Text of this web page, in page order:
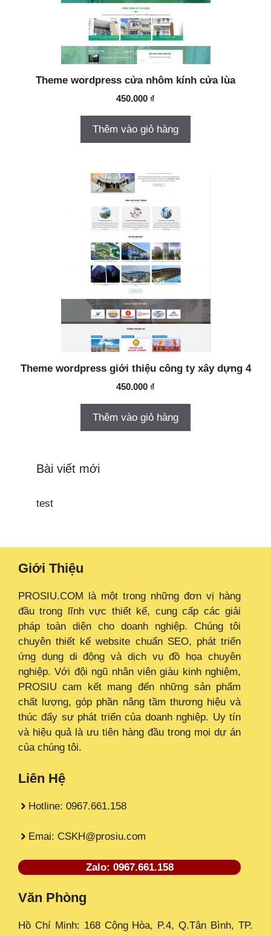
Theme wordpress cửa nhôm kính cửa lùa
450.000 ₫
Thêm vào giỏ hàng
Theme wordpress giới thiệu công ty xây dựng 4
450.000 ₫
Thêm vào giỏ hàng
Bài viết mới
test
Giới Thiệu
PROSIU.COM là một trong những đơn vị hàng
đầu trong lĩnh vực thiết kế, cung cấp các giải
pháp toàn diện cho doanh nghiệp. Chúng tôi
chuyên thiết kế website chuẩn SEO, phát triển
ứng dụng di động và dịch vụ đồ họa chuyên
nghiệp. Với đội ngũ nhân viên giàu kinh nghiệm,
PROSIU cam kết mang đến những sản phẩm
chất lượng, góp phần nâng tầm thương hiệu và
thúc đẩy sự phát triển của doanh nghiệp. Uy tín
và hiệu quả là ưu tiên hàng đầu trong mọi dự án
của chúng tôi.
Liên Hệ
Hotline: 0967.661.158
Emai: CSKH@prosiu.com
Zalo: 0967.661.158
Văn Phòng
Hồ Chí Minh: 168 Cộng Hòa, P.4, Q.Tân Bình, TP.